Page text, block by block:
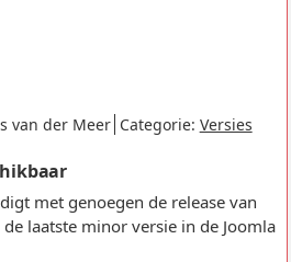
van der Meer. Categorie: Versies.
met genoegen de release van
laatste minor versie in de Joomla